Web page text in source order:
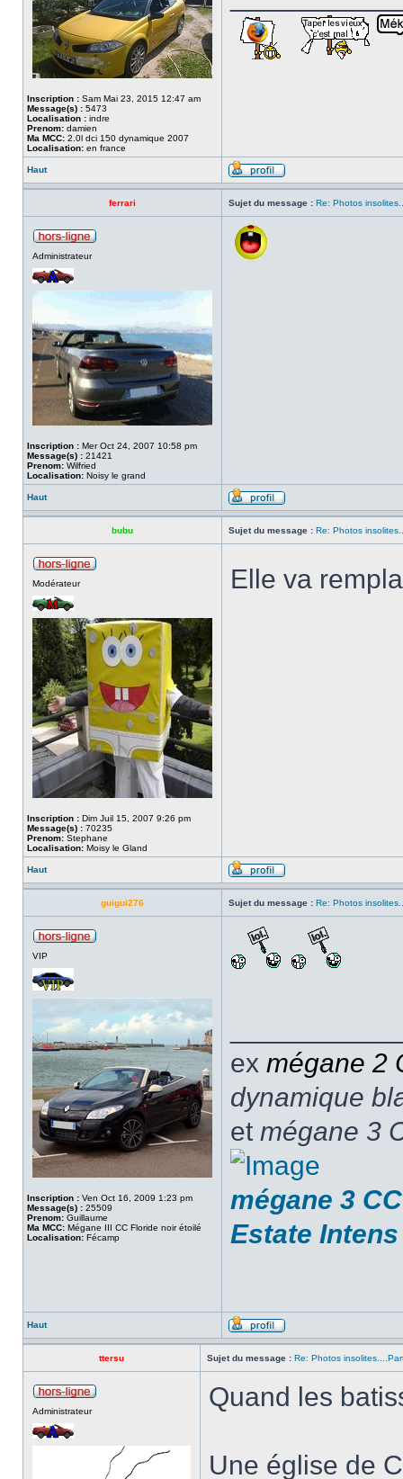
Inscription : Sam Mai 23, 2015 12:47 am
Message(s) : 5473
Localisation : indre
Prenom: damien
Ma MCC: 2.0l dci 150 dynamique 2007
Localisation: en france
Haut
ferrari Sujet du message : Re: Photos
Administrateur
Inscription : Mer Oct 24, 2007 10:58 pm
Message(s) : 21421
Prenom: Wilfried
Localisation: Noisy le grand
Haut
bubu Sujet du message : Re: Photos
Modérateur
Inscription : Dim Juil 15, 2007 9:26 pm
Message(s) : 70235
Prenom: Stephane
Localisation: Moisy le Gland
Elle va
Haut
guigui276 Sujet du message : Re: Photos
VIP
Inscription : Ven Oct 16, 2009 1:23 pm
Message(s) : 25509
Prenom: Guillaume
Ma MCC: Mégane III CC Floride noir étoilé
Localisation: Fécamp
ex mégane 2
dynamique
et mégane 3
mégane 3
Estate
Haut
ttersu Sujet du message : Re: Photos
Administrateur Quand les
Une église de